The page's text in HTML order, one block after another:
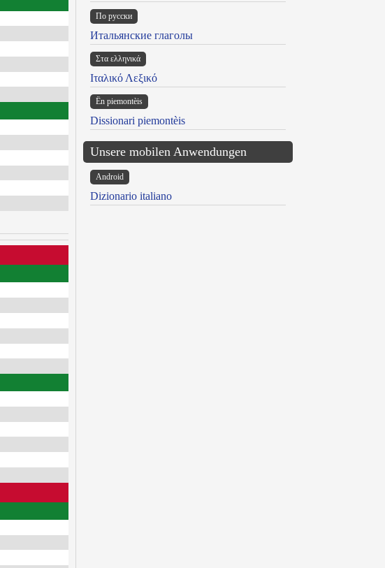
По русски
Итальянские глаголы
Στα ελληνικά
Ιταλικό Λεξικό
Ën piemontèis
Dissionari piemontèis
Unsere mobilen Anwendungen
Android
Dizionario italiano